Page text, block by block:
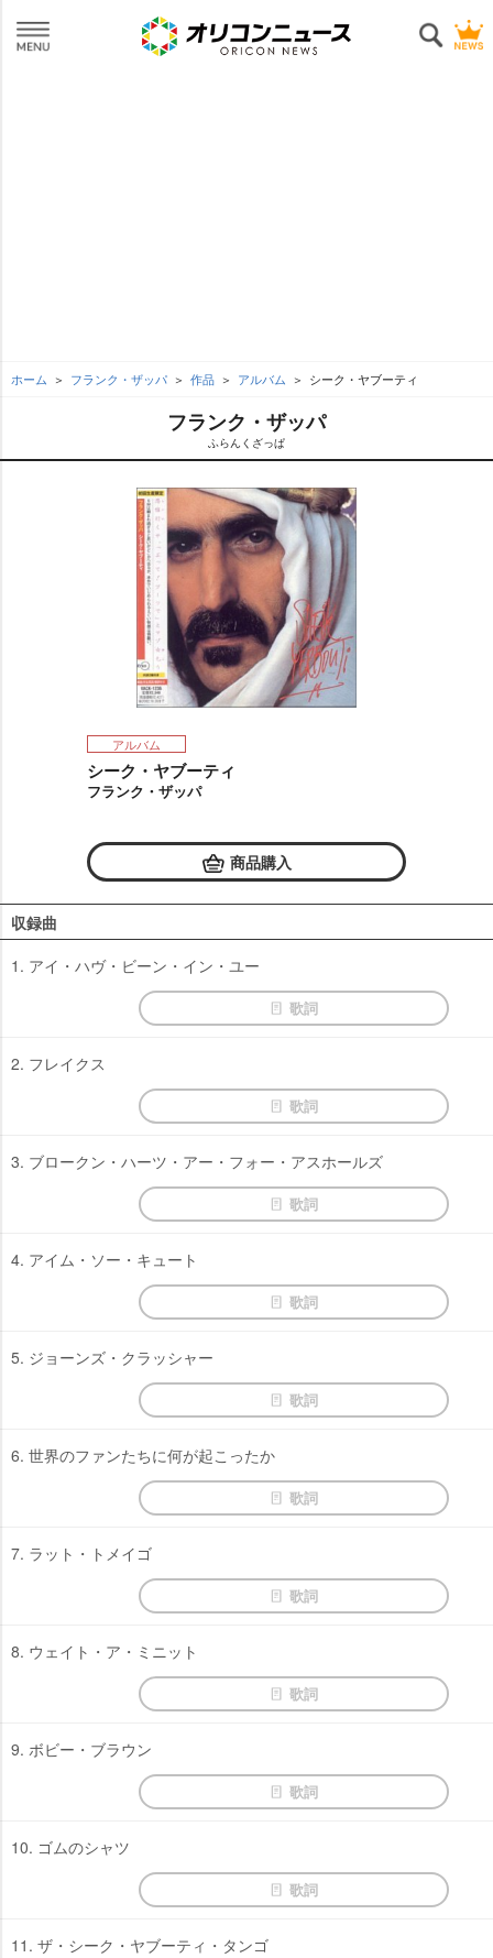
ホーム フランク・ザッパ 作品 アルバム シーク・ヤブーティ
フランク・ザッパ
ふらんくざっぱ
アルバム
シーク・ヤブーティ
フランク・ザッパ
商品購入
収録曲
1. アイ・ハヴ・ビーン・イン・ユー
歌詞
2. フレイクス
歌詞
3. ブロークン・ハーツ・アー・フォー・アスホールズ
歌詞
4. アイム・ソー・キュート
歌詞
5. ジョーンズ・クラッシャー
歌詞
6. 世界のファンたちに何が起こったか
歌詞
7. ラット・トメイゴ
歌詞
8. ウェイト・ア・ミニット
歌詞
9. ボビー・ブラウン
歌詞
10. ゴムのシャツ
歌詞
11. ザ・シーク・ヤブーティ・タンゴ